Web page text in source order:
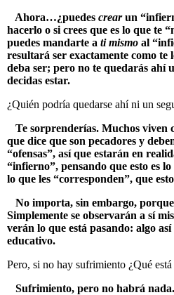
Ahora…¿puedes crearun
hacerlo o si crees que es lo que te
puedes mandarte a ti mismo al
resultará ser exactamente como te
deba ser; pero no te quedarás ahí
decidas estar.
¿Quién podría quedarse ahí ni un
Te sorprenderías. Muchos viven
que dice que son pecadores y
“ofensas”, así que estarán en
“infierno”, pensando que esto es lo
lo que les “corresponden”, que
No importa, sin embargo,
Simplemente se observarán a sí
verán lo que está pasando: algo
educativo.
Pero, si no hay sufrimiento ¿Qué está
Sufrimiento, pero no habrá nada.